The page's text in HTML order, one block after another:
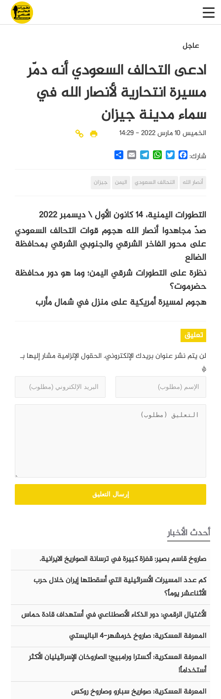
عاجل
ادعى التحالف السعودي أنه دمّر
مسيرة انتحارية لأنصار الله في
سماء مدينة جيزان
الخميس 10 مارس 2022 - 14:29
شارك:
Facebook
Twitter
WhatsApp
Telegram
Email
Share
أنصار الله التحالف السعودي اليمن جيزان
التطورات اليمنية، 14 كانون الأول \ ديسمبر 2022
صدّ مجاهدوا أنصار الله هجوم قوات التحالف السعودي
على محور الفاخر الشرقي والجنوبي الشرقي بمحافظة
الضالع
نظرة على التطورات شرقي اليمن؛ وما هو دور محافظة
حضرموت؟
هجوم لمسيرة أمريكية على منزل في شمال مأرب
تعليق
لن يتم نشر عنوان بريدك الإلكتروني. الحقول الإلزامية مشار إليها بـ
*
أحدث الأخبار
صاروخ قاسم بصير: قفزة كبيرة في ترسانة الصواريخ الايرانية.
كم عدد المسيرات الأسرائيلية التي أسقطتها إيران خلال حرب
الأثناعشر يوماً؟
الأغتيال الرقمي: دور الذكاء الأصطناعي في أستهداف قادة حماس
المعرفة العسكرية: صاروخ خرمشهر-٤ الباليستي
المعرفة العسكرية: أكسترا ورامبيج؛ الصاروخان الإسرائيليان الأكثر
أستخداماً!
المعرفة العسكرية: صواريخ سبارو وصاروخ روكس